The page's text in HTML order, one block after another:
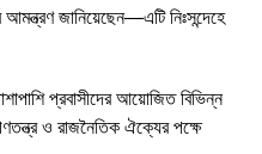
আমন্ত্রণ জানিয়েছেন—এটি নিঃসন্দেহে
প্রবাসীদের আয়োজিত বিভিন্ন
ও রাজনৈতিক ঐক্যের পক্ষে